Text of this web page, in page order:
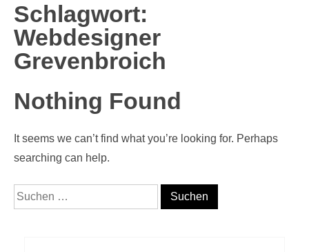
Schlagwort:
Webdesigner
Grevenbroich
Nothing Found
It seems we can’t find what you’re looking for. Perhaps
searching can help.
Suche nach: